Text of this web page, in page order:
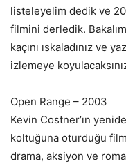
listeleyelim dedik ve
filmini derledik.
kaçını ıskaladınız ve
izlemeye
Open Range – 2003
Kevin Costner’ın
koltuğuna oturduğu
drama, aksiyon ve